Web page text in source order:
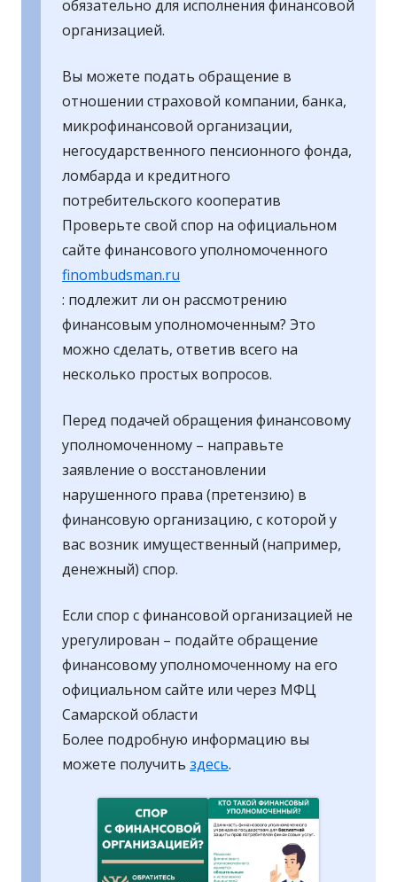
обязательно для исполнения финансовой
организацией.
Вы можете подать обращение в
отношении страховой компании, банка,
микрофинансовой организации,
негосударственного пенсионного фонда,
ломбарда и кредитного
потребительского кооператив
Проверьте свой спор на официальном
сайте финансового уполномоченного
finombudsman.ru
: подлежит ли он рассмотрению
финансовым уполномоченным? Это
можно сделать, ответив всего на
несколько простых вопросов.
Перед подачей обращения финансовому
уполномоченному – направьте
заявление о восстановлении
нарушенного права (претензию) в
финансовую организацию, с которой у
вас возник имущественный (например,
денежный) спор.
Если спор с финансовой организацией не
урегулирован – подайте обращение
финансовому уполномоченному на его
официальном сайте или через МФЦ
Самарской области
Более подробную информацию вы
можете получить здесь.